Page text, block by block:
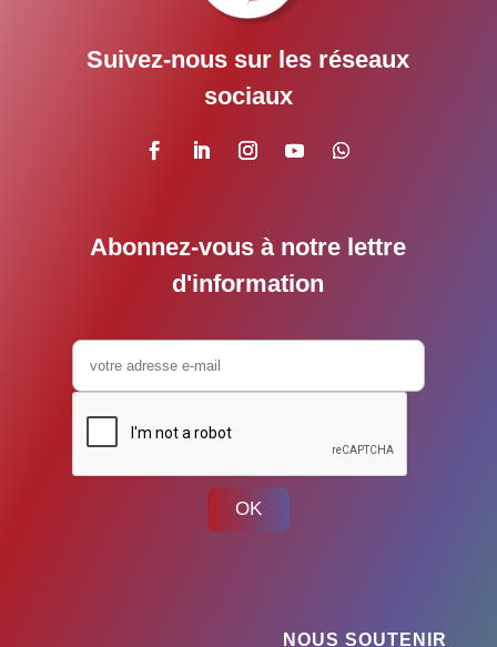
Suivez-nous sur les réseaux
sociaux
Abonnez-vous à notre lettre
d'information
OK
NOUS SOUTENIR